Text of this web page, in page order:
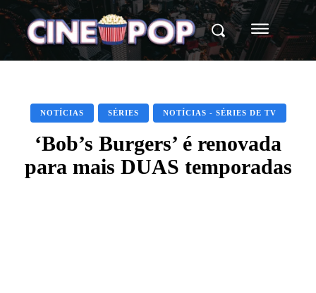
NOTÍCIAS SÉRIES NOTÍCIAS - SÉRIES DE TV
‘Bob’s Burgers’ é renovada
para mais DUAS temporadas